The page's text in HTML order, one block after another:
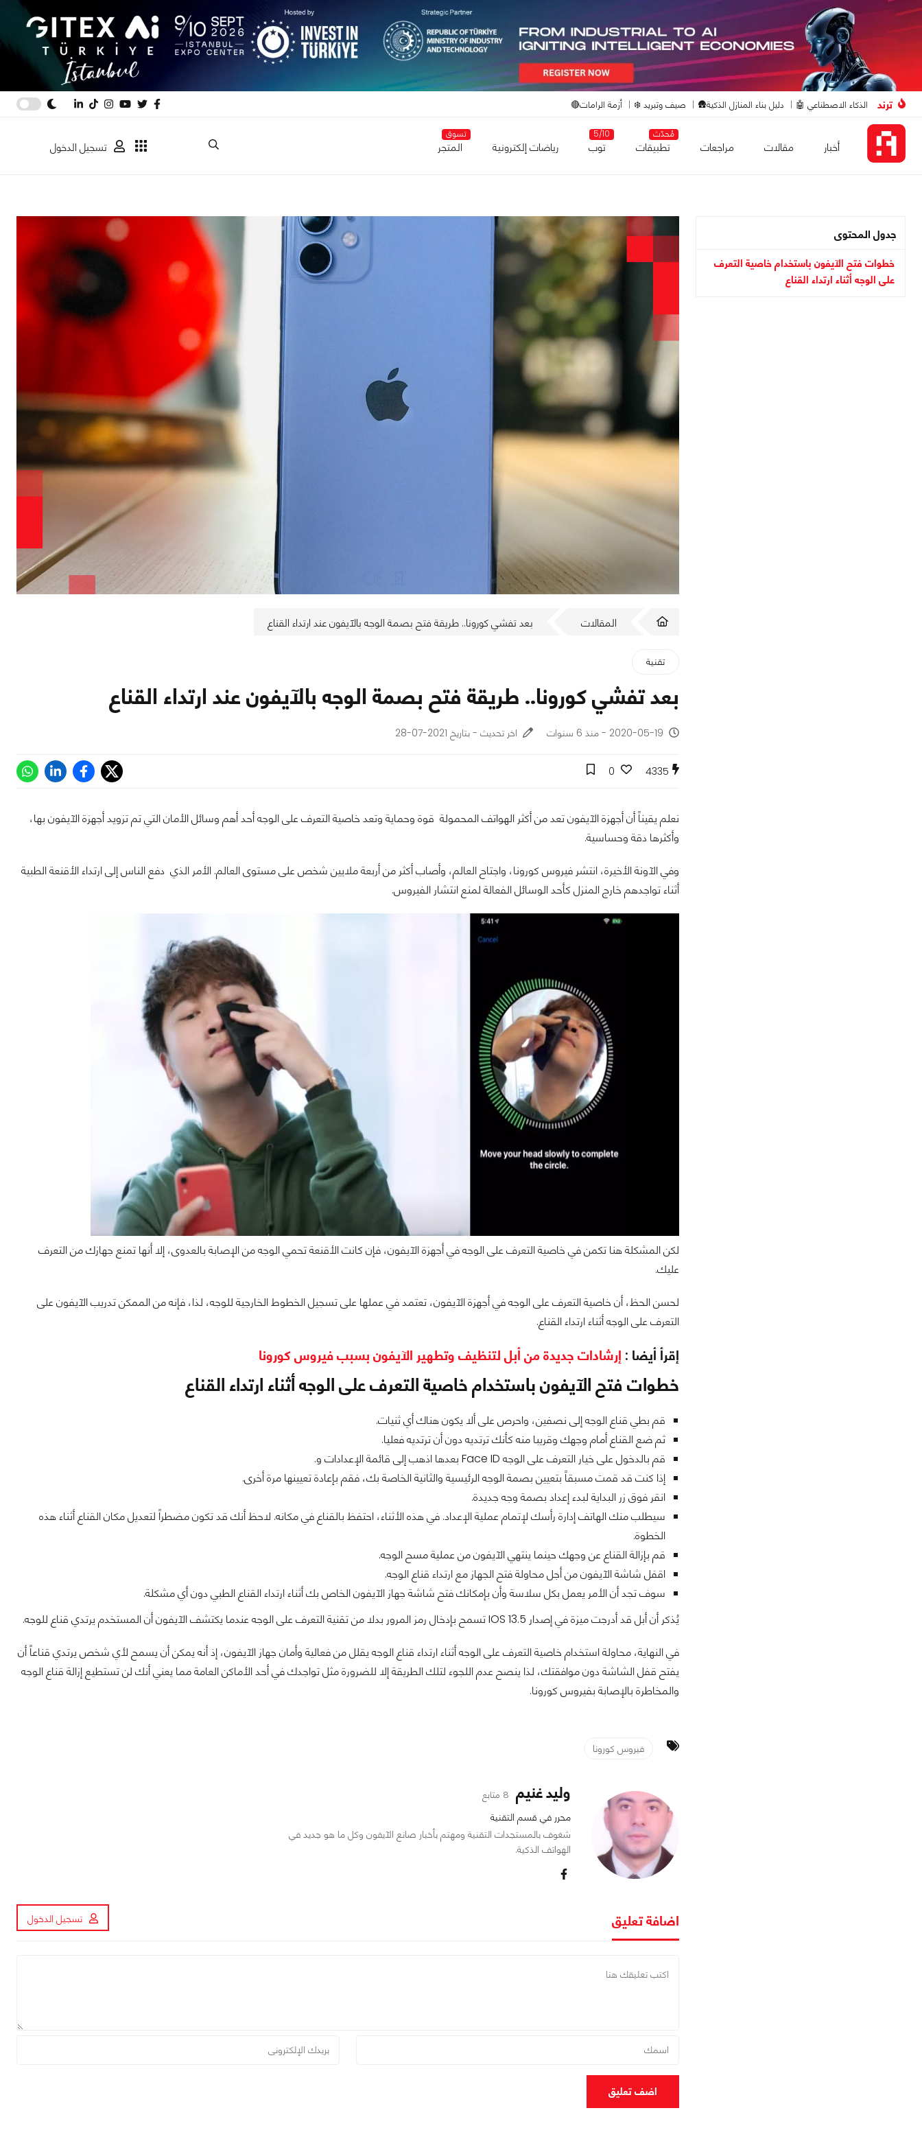
ترند الذكاء الاصطناعي 🤖 دليل بناء المنازل الذكية🛖 صيف وتبريد ❄️ أزمة الرامات🔴
أخبار مقالات مراجعات
مُحدّث
تطبيقات
5/10
توب رياضات إلكترونية
تسوق
المتجر تسجيل الدخول
جدول المحتوى
خطوات فتح الآيفون باستخدام خاصية التعرف
على الوجه أثناء ارتداء القناع
المقالات بعد تفشي كورونا.. طريقة فتح بصمة الوجه بالآيفون عند ارتداء القناع
تقنية
بعد تفشي كورونا.. طريقة فتح بصمة الوجه بالآيفون عند ارتداء القناع
2020-05-19 - منذ 6 سنوات اخر تحديث - بتاريخ 2021-07-28
4335
0
نعلم يقيناً أن أجهزة الآيفون تعد من أكثر الهواتف المحمولة قوة وحماية وتعد خاصية التعرف على الوجه أحد أهم وسائل الأمان التي تم تزويد أجهزة الآيفون بها،
وأكثرها دقة وحساسية.
وفي الآونة الأخيرة، انتشر فيروس كورونا، واجتاح العالم، وأصاب أكثر من أربعة ملايين شخص على مستوى العالم. الأمر الذي دفع الناس إلى ارتداء الأقنعة الطبية
أثناء تواجدهم خارج المنزل كأحد الوسائل الفعالة لمنع انتشار الفيروس.
لكن المشكلة هنا تكمن في خاصية التعرف على الوجه في أجهزة الآيفون، فإن كانت الأقنعة تحمي الوجه من الإصابة بالعدوى، إلا أنها تمنع جهازك من التعرف
عليك.
لحسن الحظ، أن خاصية التعرف على الوجه في أجهزة الآيفون، تعتمد في عملها على تسجيل الخطوط الخارجية للوجه، لذا، فإنه من الممكن تدريب الآيفون على
التعرف على الوجه أثناء ارتداء القناع.
إقرأ أيضا : إرشادات جديدة من أبل لتنظيف وتطهير الآيفون بسبب فيروس كورونا
خطوات فتح الآيفون باستخدام خاصية التعرف على الوجه أثناء ارتداء القناع
قم بطي قناع الوجه إلى نصفين، واحرص على ألا يكون هناك أي ثنيات.
ثم ضع القناع أمام وجهك وقريبا منه كأنك ترتديه دون أن ترتديه فعليا.
قم بالدخول على خيار التعرف على الوجه Face ID بعدها اذهب إلى قائمة الإعدادات و.
إذا كنت قد قمت مسبقاً بتعيين بصمة الوجه الرئيسية والثانية الخاصة بك، فقم بإعادة تعيينها مرة أخرى.
انقر فوق زر البداية لبدء إعداد بصمة وجه جديدة.
سيطلب منك الهاتف إدارة رأسك لإتمام عملية الإعداد. في هذه الأثناء، احتفظ بالقناع في مكانه. لاحظ أنك قد تكون مضطراً لتعديل مكان القناع أثناء هذه
الخطوة.
قم بإزالة القناع عن وجهك حينما ينتهي الآيفون من عملية مسح الوجه.
اقفل شاشة الآيفون من أجل محاولة فتح الجهاز مع ارتداء قناع الوجه.
سوف تجد أن الأمر يعمل بكل سلاسة وأن بإمكانك فتح شاشة جهاز الآيفون الخاص بك أثناء ارتداء القناع الطبي دون أي مشكلة.
يُذكر أن أبل قد أدرجت ميزة في إصدار IOS 13.5 تسمح بإدخال رمز المرور بدلا من تقنية التعرف على الوجه عندما يكتشف الآيفون أن المستخدم يرتدي قناع للوجه.
في النهاية، محاولة استخدام خاصية التعرف على الوجه أثناء ارتداء قناع الوجه يقلل من فعالية وأمان جهاز الآيفون، إذ أنه يمكن أن يسمح لأي شخص يرتدي قناعاً أن
يفتح قفل الشاشة دون موافقتك، لذا ينصح عدم اللجوء لتلك الطريقة إلا للضرورة مثل تواجدك في أحد الأماكن العامة مما يعني أنك لن تستطيع إزالة قناع الوجه
والمخاطرة بالإصابة بفيروس كورونا.
فيروس كورونا
وليد غنيم 8 متابع
محرر في قسم التقنية
شغوف بالمستجدات التقنية ومهتم بأخبار صانع الآيفون وكل ما هو جديد في
الهواتف الذكية.
اضافة تعليق تسجيل الدخول
اضف تعليق